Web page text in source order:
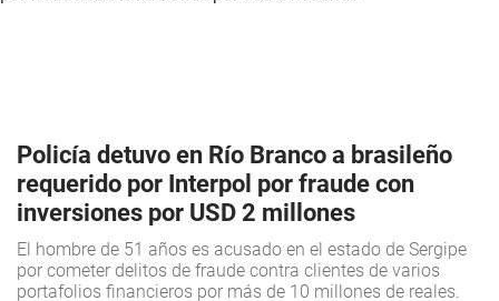
Policía detuvo en Río Branco a brasileño
requerido por Interpol por fraude con
inversiones por USD 2 millones
El hombre de 51 años es acusado en el estado de Sergipe
por cometer delitos de fraude contra clientes de varios
portafolios financieros por más de 10 millones de reales.